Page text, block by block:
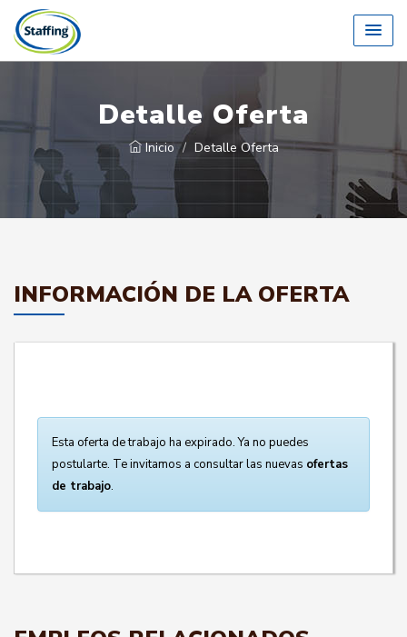
Detalle Oferta
Inicio Detalle Oferta
INFORMACIÓN DE LA OFERTA
Esta oferta de trabajo ha expirado. Ya no puedes
postularte. Te invitamos a consultar las nuevas ofertas
de trabajo.